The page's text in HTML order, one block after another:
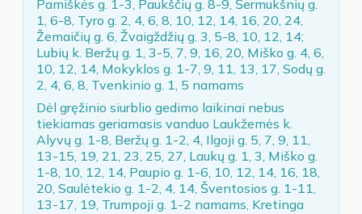
Pamiškės g. 1-3, Paukščių g. 8-9, Šermukšnių g.
1, 6-8, Tyro g. 2, 4, 6, 8, 10, 12, 14, 16, 20, 24,
Žemaičių g. 6, Žvaigždžių g. 3, 5-8, 10, 12, 14;
Lubių k. Beržų g. 1, 3-5, 7, 9, 16, 20, Miško g. 4, 6,
10, 12, 14, Mokyklos g. 1-7, 9, 11, 13, 17, Sodų g.
2, 4, 6, 8, Tvenkinio g. 1, 5 namams
Dėl gręžinio siurblio gedimo laikinai nebus
tiekiamas geriamasis vanduo Laukžemės k.
Alyvų g. 1-8, Beržų g. 1-2, 4, Ilgoji g. 5, 7, 9, 11,
13-15, 19, 21, 23, 25, 27, Laukų g. 1, 3, Miško g.
1-8, 10, 12, 14, Paupio g. 1-6, 10, 12, 14, 16, 18,
20, Saulėtekio g. 1-2, 4, 14, Šventosios g. 1-11,
13-17, 19, Trumpoji g. 1-2 namams, Kretinga